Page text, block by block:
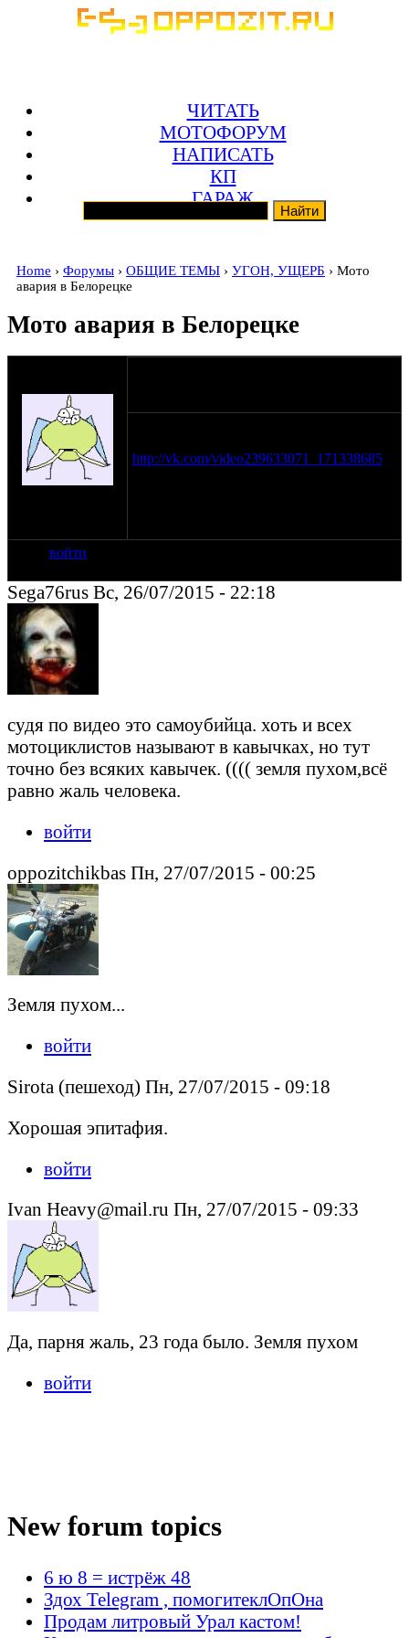
ЧИТАТЬ
МОТОФОРУМ
НАПИСАТЬ
КП
ГАРАЖ
Home › Форумы › ОБЩИЕ ТЕМЫ › УГОН, УЩЕРБ › Мото
авария в Белорецке
Мото авария в Белорецке
http://vk.com/video239633071_171338685
войти
Sega76rus Вс, 26/07/2015 - 22:18
судя по видео это самоубийца. хоть и всех
мотоциклистов называют в кавычках, но тут
точно без всяких кавычек. (((( земля пухом,всё
равно жаль человека.
войти
oppozitchikbas Пн, 27/07/2015 - 00:25
Земля пухом...
войти
Sirota (пешеход) Пн, 27/07/2015 - 09:18
Хорошая эпитафия.
войти
Ivan Heavy@mail.ru Пн, 27/07/2015 - 09:33
Да, парня жаль, 23 года было. Земля пухом
войти
New forum topics
6 ю 8 = истрёж 48
Здох Telegram , помогитеклОпОна
Продам литровый Урал кастом!